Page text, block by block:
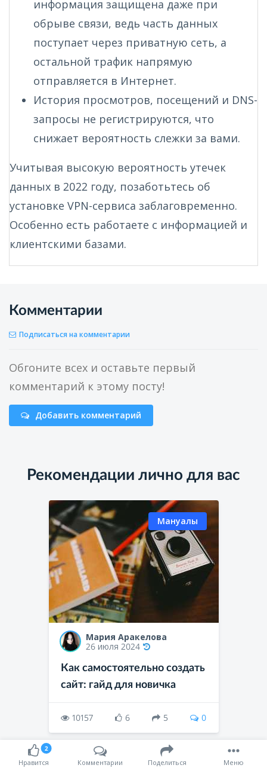
2
Нравится Комментарии Поделиться Меню
информация защищена даже при
обрыве связи, ведь часть данных
поступает через приватную сеть, а
остальной трафик напрямую
отправляется в Интернет.
История просмотров, посещений и DNS-
запросы не регистрируются, что
снижает вероятность слежки за вами.
Учитывая высокую вероятность утечек
данных в 2022 году, позаботьтесь об
установке VPN-сервиса заблаговременно.
Особенно есть работаете с информацией и
клиентскими базами.
Комментарии
Подписаться на комментарии
Обгоните всех и оставьте первый
комментарий к этому посту!
Добавить комментарий
Рекомендации лично для вас
Мануалы
Мария Аракелова
26 июля 2024
Как самостоятельно создать
сайт: гайд для новичка
10157 6 5 0
Мануалы